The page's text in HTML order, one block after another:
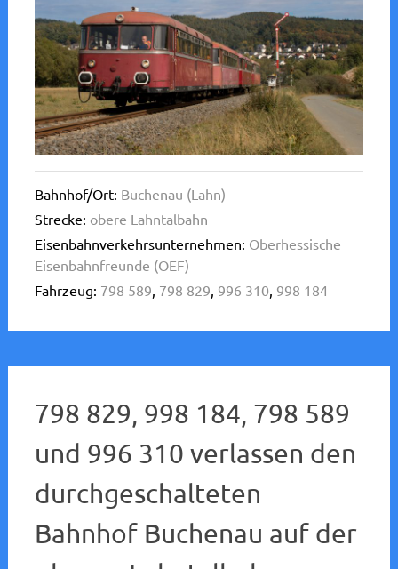
Bahnhof/Ort: Buchenau (Lahn)
Strecke: obere Lahntalbahn
Eisenbahnverkehrsunternehmen: Oberhessische
Eisenbahnfreunde (OEF)
Fahrzeug: 798 589 798 829 996 310 998 184
798 829, 998 184, 798 589
und 996 310 verlassen den
durchgeschalteten
Bahnhof Buchenau auf der